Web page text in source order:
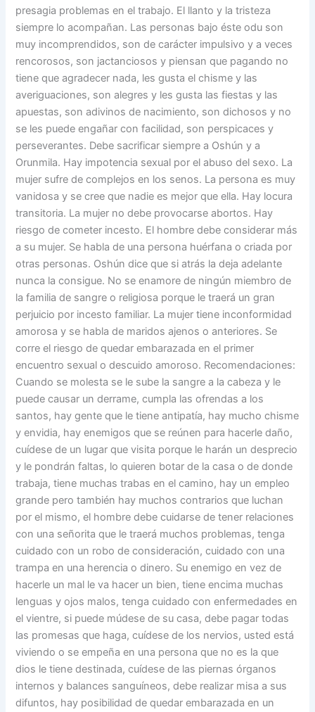
presagia problemas en el trabajo. El llanto y la tristeza
siempre lo acompañan. Las personas bajo éste odu son
muy incomprendidos, son de carácter impulsivo y a veces
rencorosos, son jactanciosos y piensan que pagando no
tiene que agradecer nada, les gusta el chisme y las
averiguaciones, son alegres y les gusta las fiestas y las
apuestas, son adivinos de nacimiento, son dichosos y no
se les puede engañar con facilidad, son perspicaces y
perseverantes. Debe sacrificar siempre a Oshún y a
Orunmila. Hay impotencia sexual por el abuso del sexo. La
mujer sufre de complejos en los senos. La persona es muy
vanidosa y se cree que nadie es mejor que ella. Hay locura
transitoria. La mujer no debe provocarse abortos. Hay
riesgo de cometer incesto. El hombre debe considerar más
a su mujer. Se habla de una persona huérfana o criada por
otras personas. Oshún dice que si atrás la deja adelante
nunca la consigue. No se enamore de ningún miembro de
la familia de sangre o religiosa porque le traerá un gran
perjuicio por incesto familiar. La mujer tiene inconformidad
amorosa y se habla de maridos ajenos o anteriores. Se
corre el riesgo de quedar embarazada en el primer
encuentro sexual o descuido amoroso. Recomendaciones:
Cuando se molesta se le sube la sangre a la cabeza y le
puede causar un derrame, cumpla las ofrendas a los
santos, hay gente que le tiene antipatía, hay mucho chisme
y envidia, hay enemigos que se reúnen para hacerle daño,
cuídese de un lugar que visita porque le harán un desprecio
y le pondrán faltas, lo quieren botar de la casa o de donde
trabaja, tiene muchas trabas en el camino, hay un empleo
grande pero también hay muchos contrarios que luchan
por el mismo, el hombre debe cuidarse de tener relaciones
con una señorita que le traerá muchos problemas, tenga
cuidado con un robo de consideración, cuidado con una
trampa en una herencia o dinero. Su enemigo en vez de
hacerle un mal le va hacer un bien, tiene encima muchas
lenguas y ojos malos, tenga cuidado con enfermedades en
el vientre, si puede múdese de su casa, debe pagar todas
las promesas que haga, cuídese de los nervios, usted está
viviendo o se empeña en una persona que no es la que
dios le tiene destinada, cuídese de las piernas órganos
internos y balances sanguíneos, debe realizar misa a sus
difuntos, hay posibilidad de quedar embarazada en un